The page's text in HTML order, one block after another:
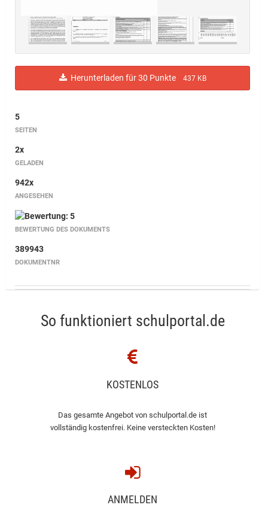
Herunterladen für 30 Punkte 437 KB
5
SEITEN
2x
GELADEN
942x
ANGESEHEN
BEWERTUNG DES DOKUMENTS
389943
DOKUMENTNR
So funktioniert schulportal.de
KOSTENLOS
Das gesamte Angebot von schulportal.de ist
vollständig kostenfrei. Keine versteckten Kosten!
ANMELDEN